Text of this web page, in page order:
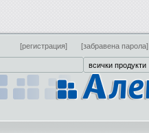
[регистрация] [забравена парола]